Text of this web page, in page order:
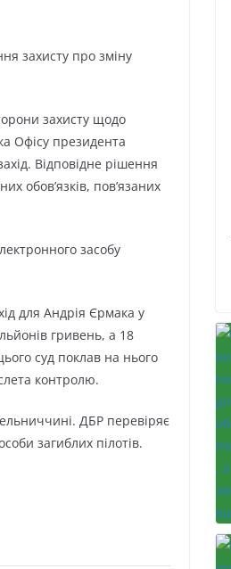
захисту про зміну
захисту щодо
Офісу президента
Відповідне рішення
обов’язків, пов’язаних
засобу
для Андрія Єрмака у
гривень, а 18
суд поклав на нього
контролю.
ДБР перевіряє
загиблих пілотів.